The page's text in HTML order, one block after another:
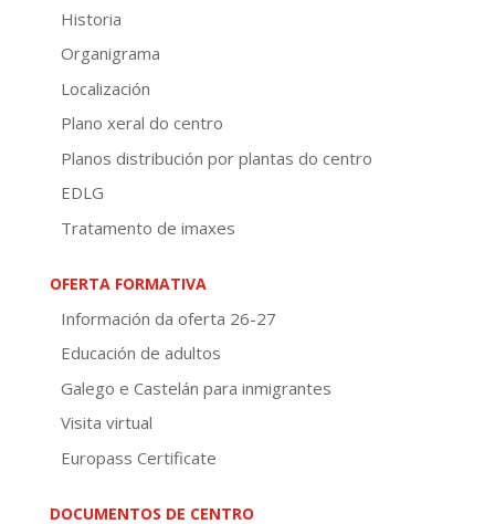
Historia
Organigrama
Localización
Plano xeral do centro
Planos distribución por plantas do centro
EDLG
Tratamento de imaxes
OFERTA FORMATIVA
Información da oferta 26-27
Educación de adultos
Galego e Castelán para inmigrantes
Visita virtual
Europass Certificate
DOCUMENTOS DE CENTRO